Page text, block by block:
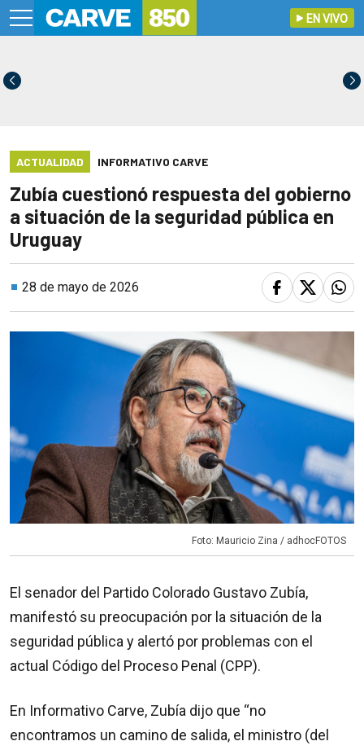
EN VIVO
ACTUALIDAD INFORMATIVO CARVE
Zubía cuestionó respuesta del gobierno
a situación de la seguridad pública en
Uruguay
28 de mayo de 2026
Foto: Mauricio Zina / adhocFOTOS
El senador del Partido Colorado Gustavo Zubía,
manifestó su preocupación por la situación de la
seguridad pública y alertó por problemas con el
actual Código del Proceso Penal (CPP).
En Informativo Carve, Zubía dijo que “no
encontramos un camino de salida, el ministro (del